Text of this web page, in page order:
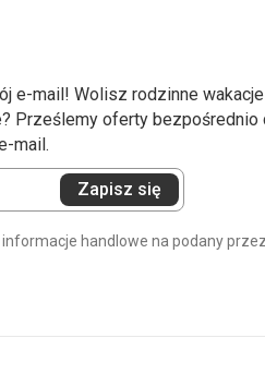
e-mail! Wolisz rodzinne
Prześlemy oferty bezpośrednio
mail.
Zapisz się
handlowe na podany